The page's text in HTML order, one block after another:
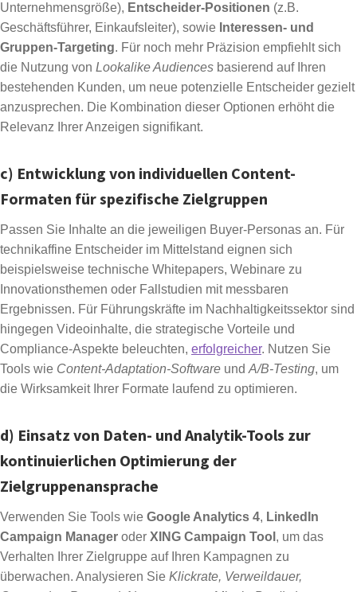
Unternehmensgröße), Entscheider-Positionen (z.B.
Geschäftsführer, Einkaufsleiter), sowie Interessen- und
Gruppen-Targeting. Für noch mehr Präzision empfiehlt sich
die Nutzung von Lookalike Audiences basierend auf Ihren
bestehenden Kunden, um neue potenzielle Entscheider gezielt
anzusprechen. Die Kombination dieser Optionen erhöht die
Relevanz Ihrer Anzeigen signifikant.
c) Entwicklung von individuellen Content-
Formaten für spezifische Zielgruppen
Passen Sie Inhalte an die jeweiligen Buyer-Personas an. Für
technikaffine Entscheider im Mittelstand eignen sich
beispielsweise technische Whitepapers, Webinare zu
Innovationsthemen oder Fallstudien mit messbaren
Ergebnissen. Für Führungskräfte im Nachhaltigkeitssektor sind
hingegen Videoinhalte, die strategische Vorteile und
Compliance-Aspekte beleuchten, erfolgreicher. Nutzen Sie
Tools wie Content-Adaptation-Software und A/B-Testing, um
die Wirksamkeit Ihrer Formate laufend zu optimieren.
d) Einsatz von Daten- und Analytik-Tools zur
kontinuierlichen Optimierung der
Zielgruppenansprache
Verwenden Sie Tools wie Google Analytics 4, LinkedIn
Campaign Manager oder XING Campaign Tool , um das
Verhalten Ihrer Zielgruppe auf Ihren Kampagnen zu
überwachen. Analysieren Sie Klickrate, Verweildauer,